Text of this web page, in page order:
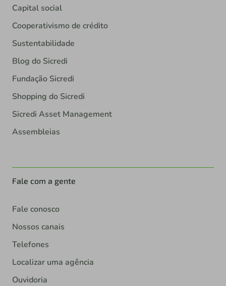
Capital social
Cooperativismo de crédito
Sustentabilidade
Blog do Sicredi
Fundação Sicredi
Shopping do Sicredi
Sicredi Asset Management
Assembleias
Fale com a gente
Fale conosco
Nossos canais
Telefones
Localizar uma agência
Ouvidoria